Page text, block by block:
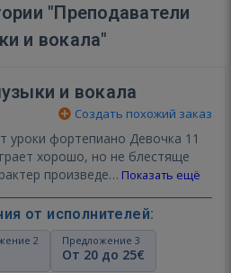
"Преподаватели
и вокала"
и вокала
Создать похожий заказ
фортепиано Девочка 11
произведе… Показать ещё
от исполнителей:
2 Предложение 3
От 20 до 25€